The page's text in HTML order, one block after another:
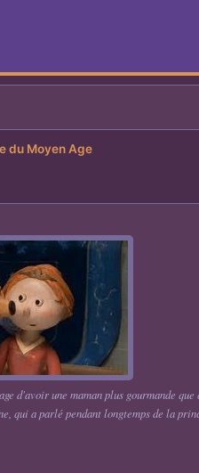
du Moyen Age
d'avoir une maman plus gourmande
qui a parlé pendant longtemps de la